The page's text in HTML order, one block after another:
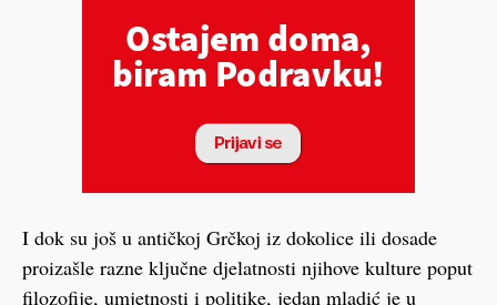
I dok su još u antičkoj Grčkoj iz dokolice ili dosade
proizašle razne ključne djelatnosti njihove kulture poput
filozofije, umjetnosti i politike, jedan mladić je u